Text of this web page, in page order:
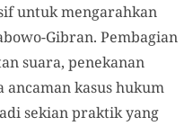
untuk mengarahkan
Gibran. Pembagian
suara, penekanan
kasus hukum
sekian praktik yang